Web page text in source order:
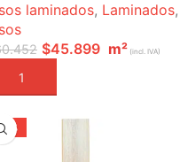
laminados, Laminados,
$45.899 m² (incl. IVA)
AÑADIR A LA CESTA